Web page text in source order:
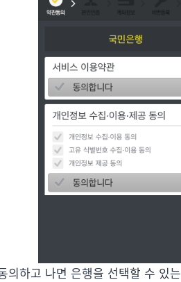
의하고 나면 은행을 선택할 수